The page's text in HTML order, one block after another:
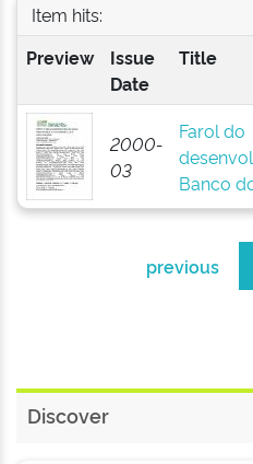
Item hits:
Preview
Issue
Date
Title
2000-
03
Farol do
Banco
previous
Discover